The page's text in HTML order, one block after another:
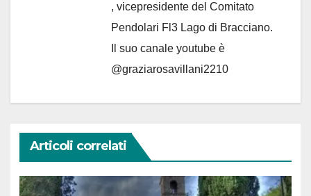
, vicepresidente del Comitato
Pendolari Fl3 Lago di Bracciano.
Il suo canale youtube è
@graziarosavillani2210
Articoli correlati